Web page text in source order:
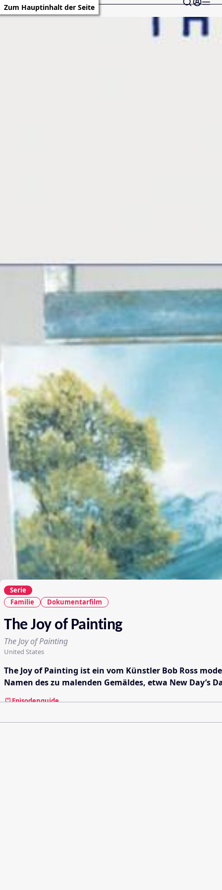
Zum Hauptinhalt der Seite
Serie
Familie
Dokumentarfilm
The Joy of Painting
The Joy of Painting
United States
The Joy of Painting ist ein vom Künstler Bob Ross
Namen des zu malenden Gemäldes, etwa New
Episodenguide